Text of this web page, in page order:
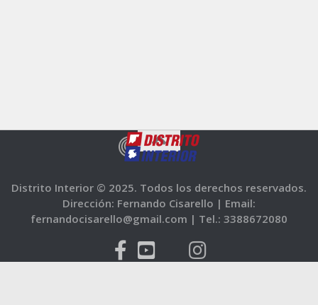
Distrito Interior © 2025. Todos los derechos reservados.
Dirección: Fernando Cisarello | Email:
fernandocisarello@gmail.com | Tel.: 3388672080